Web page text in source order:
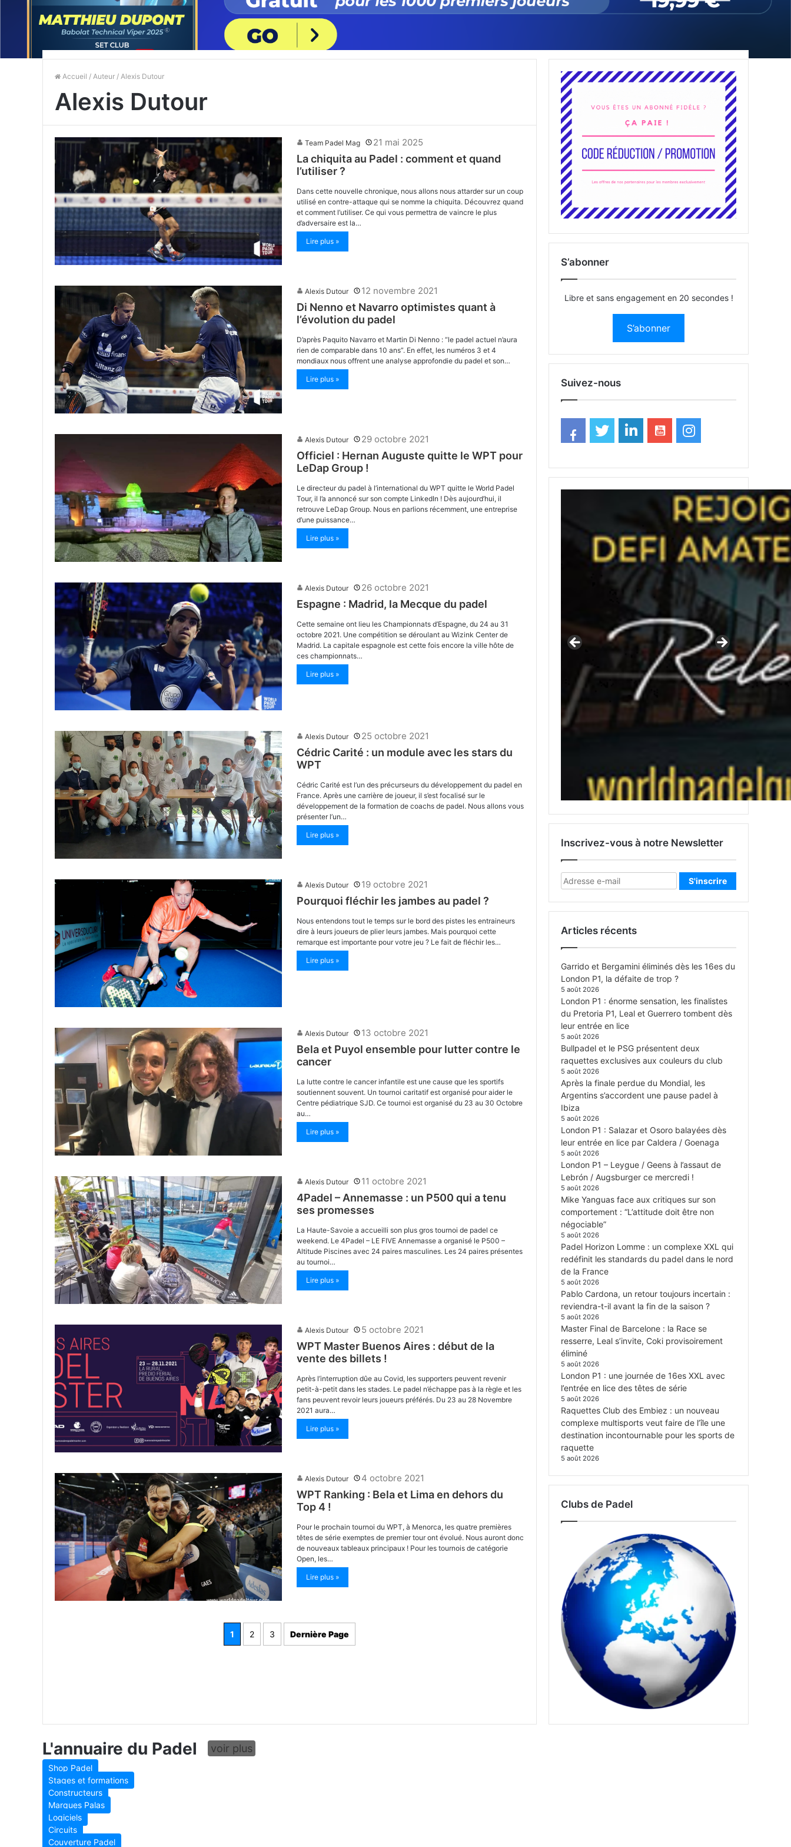
Accueil / Auteur / Alexis Dutour
Alexis Dutour
Team Padel Mag 21 mai 2025
La chiquita au Padel : comment et quand
l’utiliser ?
Dans cette nouvelle chronique, nous allons nous attarder sur un coup
utilisé en contre-attaque qui se nomme la chiquita. Découvrez quand
et comment l’utiliser. Ce qui vous permettra de vaincre le plus
d’adversaire est la…
Lire plus »
Alexis Dutour 12 novembre 2021
Di Nenno et Navarro optimistes quant à
l’évolution du padel
D’après Paquito Navarro et Martin Di Nenno : “le padel actuel n’aura
rien de comparable dans 10 ans”. En effet, les numéros 3 et 4
mondiaux nous offrent une analyse approfondie du padel et son…
Lire plus »
Alexis Dutour 29 octobre 2021
Officiel : Hernan Auguste quitte le WPT pour
LeDap Group !
Le directeur du padel à l’international du WPT quitte le World Padel
Tour, il l’a annoncé sur son compte LinkedIn ! Dès aujourd’hui, il
retrouve LeDap Group. Nous en parlions récemment, une entreprise
d’une puissance…
Lire plus »
Alexis Dutour 26 octobre 2021
Espagne : Madrid, la Mecque du padel
Cette semaine ont lieu les Championnats d’Espagne, du 24 au 31
octobre 2021. Une compétition se déroulant au Wizink Center de
Madrid. La capitale espagnole est cette fois encore la ville hôte de
ces championnats…
Lire plus »
Alexis Dutour 25 octobre 2021
Cédric Carité : un module avec les stars du
WPT
Cédric Carité est l’un des précurseurs du développement du padel en
France. Après une carrière de joueur, il s’est focalisé sur le
développement de la formation de coachs de padel. Nous allons vous
présenter l’un…
Lire plus »
Alexis Dutour 19 octobre 2021
Pourquoi fléchir les jambes au padel ?
Nous entendons tout le temps sur le bord des pistes les entraineurs
dire à leurs joueurs de plier leurs jambes. Mais pourquoi cette
remarque est importante pour votre jeu ? Le fait de fléchir les…
Lire plus »
Alexis Dutour 13 octobre 2021
Bela et Puyol ensemble pour lutter contre le
cancer
La lutte contre le cancer infantile est une cause que les sportifs
soutiennent souvent. Un tournoi caritatif est organisé pour aider le
Centre pédiatrique SJD. Ce tournoi est organisé du 23 au 30 Octobre
au…
Lire plus »
Alexis Dutour 11 octobre 2021
4Padel – Annemasse : un P500 qui a tenu
ses promesses
La Haute-Savoie a accueilli son plus gros tournoi de padel ce
weekend. Le 4Padel – LE FIVE Annemasse a organisé le P500 –
Altitude Piscines avec 24 paires masculines. Les 24 paires présentes
au tournoi…
Lire plus »
Alexis Dutour 5 octobre 2021
WPT Master Buenos Aires : début de la
vente des billets !
Après l’interruption dûe au Covid, les supporters peuvent revenir
petit-à-petit dans les stades. Le padel n’échappe pas à la règle et les
fans peuvent revoir leurs joueurs préférés. Du 23 au 28 Novembre
2021 aura…
Lire plus »
Alexis Dutour 4 octobre 2021
WPT Ranking : Bela et Lima en dehors du
Top 4 !
Pour le prochain tournoi du WPT, à Menorca, les quatre premières
têtes de série exemptes de premier tour ont évolué. Nous auront donc
de nouveaux tableaux principaux ! Pour les tournois de catégorie
Open, les…
Lire plus »
1 2 3 Dernière Page
S’abonner
Libre et sans engagement en 20 secondes !
S’abonner
Suivez-nous
Inscrivez-vous à notre Newsletter
Articles récents
Garrido et Bergamini éliminés dès les 16es du
London P1, la défaite de trop ?
5 août 2026
London P1 : énorme sensation, les finalistes
du Pretoria P1, Leal et Guerrero tombent dès
leur entrée en lice
5 août 2026
Bullpadel et le PSG présentent deux
raquettes exclusives aux couleurs du club
5 août 2026
Après la finale perdue du Mondial, les
Argentins s’accordent une pause padel à
Ibiza
5 août 2026
London P1 : Salazar et Osoro balayées dès
leur entrée en lice par Caldera / Goenaga
5 août 2026
London P1 – Leygue / Geens à l’assaut de
Lebrón / Augsburger ce mercredi !
5 août 2026
Mike Yanguas face aux critiques sur son
comportement : “L’attitude doit être non
négociable”
5 août 2026
Padel Horizon Lomme : un complexe XXL qui
redéfinit les standards du padel dans le nord
de la France
5 août 2026
Pablo Cardona, un retour toujours incertain :
reviendra-t-il avant la fin de la saison ?
5 août 2026
Master Final de Barcelone : la Race se
resserre, Leal s’invite, Coki provisoirement
éliminé
5 août 2026
London P1 : une journée de 16es XXL avec
l’entrée en lice des têtes de série
5 août 2026
Raquettes Club des Embiez : un nouveau
complexe multisports veut faire de l’île une
destination incontournable pour les sports de
raquette
5 août 2026
Clubs de Padel
L'annuaire du Padel voir plus
Shop Padel
Stages et formations
Constructeurs
Marques Palas
Logiciels
Circuits
Couverture Padel